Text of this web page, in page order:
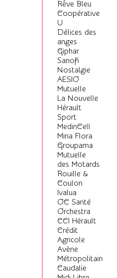
Rêve Bleu
Coopérative
U
Délices des
anges
Giphar
Sanofi
Nostalgie
AESIO
Mutuelle
La Nouvelle
Hérault
Sport
MedinCell
Mina Flora
Groupama
Mutuelle
des Motards
Rouille &
Coulon
Ivalua
OC Santé
Orchestra
CCI Hérault
Crédit
Agricole
Avène
Métropolitain
Caudalie